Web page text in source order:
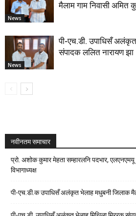
News
मैलाम गाम निवासी अमित
News
पी-एच.डी. उपाधिसँ
संपादक ललित नारायण झा
नवीनतम समाचार
प्रो. अशोक कुमार मेहता सम्हारलनि पदभार,
विभागाध्यक्ष
पी-एच.डी.क उपाधिसँ अलंकृत भेलाह मधुबनी जिलाक